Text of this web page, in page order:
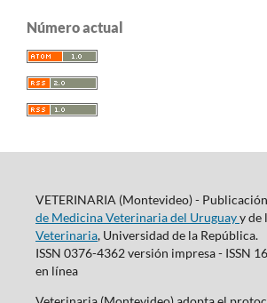
Número actual
VETERINARIA (Montevideo) -
de Medicina Veterinaria del Uruguayy de
Veterinaria, Universidad de la República.
ISSN 0376-4362 versión impresa - ISSN
en línea